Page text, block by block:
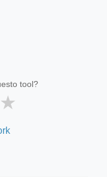
tool?
★